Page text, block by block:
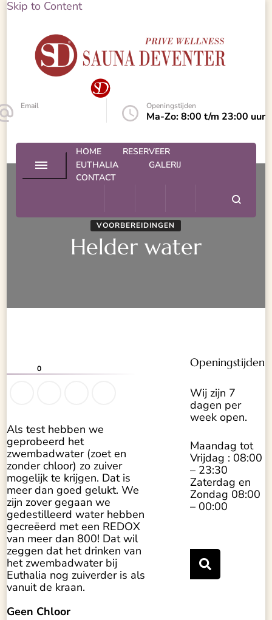
Skip to Content
Sauna Deventer – Prive Spa
Sauna Deventer
Email Openingstijden
Ma-Zo: 8:00 t/m 23:00 uur
HOME
RESERVEER
EUTHALIA
GALERIJ
CONTACT
VOORBEREIDINGEN
Helder water
0
Als test hebben we
geprobeerd het
zwembadwater (zoet en
zonder chloor) zo zuiver
mogelijk te krijgen. Dat is
meer dan goed gelukt. We
zijn zover gegaan we
gedestilleerd water hebben
gecreëerd met een REDOX
van meer dan 800! Dat wil
zeggen dat het drinken van
het zwembadwater bij
Euthalia nog zuiverder is als
vanuit de kraan.
Geen Chloor
Openingstijden
Wij zijn 7
dagen per
week open.
Maandag tot
Vrijdag : 08:00
– 23:30
Zaterdag en
Zondag 08:00
– 00:00